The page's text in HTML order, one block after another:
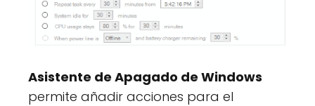
Asistente de Apagado de Windows
permite añadir acciones para el